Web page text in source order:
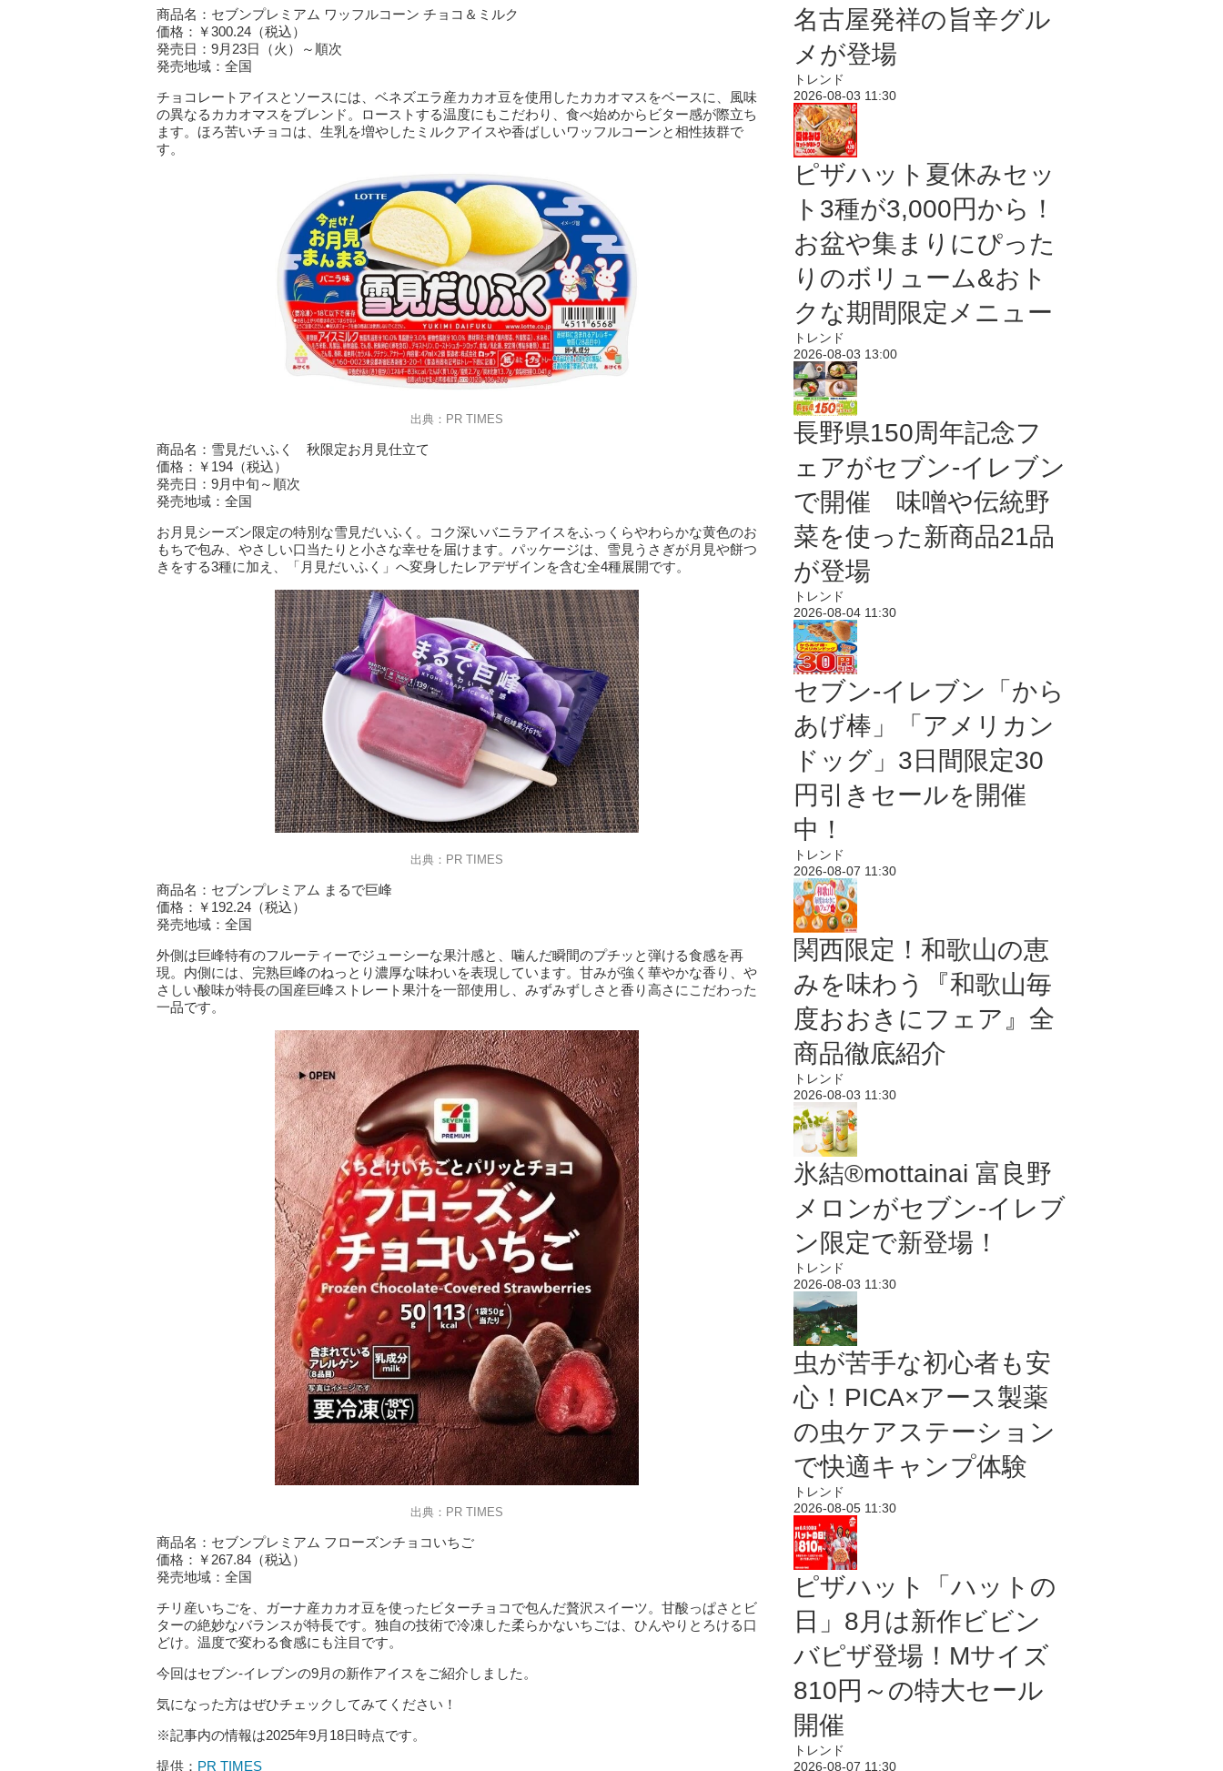
商品名：セブンプレミアム ワッフルコーン チョコ＆ミルク
価格：￥300.24（税込）
発売日：9月23日（火）～順次
発売地域：全国
チョコレートアイスとソースには、ベネズエラ産カカオ豆を使用したカカオマスをベースに、風味
の異なるカカオマスをブレンド。ローストする温度にもこだわり、食べ始めからビター感が際立ち
ます。ほろ苦いチョコは、生乳を増やしたミルクアイスや香ばしいワッフルコーンと相性抜群で
す。
出典：PR TIMES
商品名：雪見だいふく 秋限定お月見仕立て
価格：￥194（税込）
発売日：9月中旬～順次
発売地域：全国
お月見シーズン限定の特別な雪見だいふく。コク深いバニラアイスをふっくらやわらかな黄色のお
もちで包み、やさしい口当たりと小さな幸せを届けます。パッケージは、雪見うさぎが月見や餅つ
きをする3種に加え、「月見だいふく」へ変身したレアデザインを含む全4種展開です。
出典：PR TIMES
商品名：セブンプレミアム まるで巨峰
価格：￥192.24（税込）
発売地域：全国
外側は巨峰特有のフルーティーでジューシーな果汁感と、噛んだ瞬間のプチッと弾ける食感を再
現。内側には、完熟巨峰のねっとり濃厚な味わいを表現しています。甘みが強く華やかな香り、や
さしい酸味が特長の国産巨峰ストレート果汁を一部使用し、みずみずしさと香り高さにこだわった
一品です。
出典：PR TIMES
商品名：セブンプレミアム フローズンチョコいちご
価格：￥267.84（税込）
発売地域：全国
チリ産いちごを、ガーナ産カカオ豆を使ったビターチョコで包んだ贅沢スイーツ。甘酸っぱさとビ
ターの絶妙なバランスが特長です。独自の技術で冷凍した柔らかないちごは、ひんやりとろける口
どけ。温度で変わる食感にも注目です。
今回はセブン-イレブンの9月の新作アイスをご紹介しました。
気になった方はぜひチェックしてみてください！
※記事内の情報は2025年9月18日時点です。
提供： PR TIMES
名古屋発祥の旨辛グル
メが登場
トレンド
2026-08-03 11:30
ピザハット夏休みセッ
ト3種が3,000円から！
お盆や集まりにぴった
りのボリューム&おト
クな期間限定メニュー
トレンド
2026-08-03 13:00
長野県150周年記念フ
ェアがセブン-イレブン
で開催 味噌や伝統野
菜を使った新商品21品
が登場
トレンド
2026-08-04 11:30
セブン‐イレブン「から
あげ棒」「アメリカン
ドッグ」3日間限定30
円引きセールを開催
中！
トレンド
2026-08-07 11:30
関西限定！和歌山の恵
みを味わう『和歌山毎
度おおきにフェア』全
商品徹底紹介
トレンド
2026-08-03 11:30
氷結®mottainai 富良野
メロンがセブン‐イレブ
ン限定で新登場！
トレンド
2026-08-03 11:30
虫が苦手な初心者も安
心！PICA×アース製薬
の虫ケアステーション
で快適キャンプ体験
トレンド
2026-08-05 11:30
ピザハット「ハットの
日」8月は新作ビビン
バピザ登場！Mサイズ
810円～の特大セール
開催
トレンド
2026-08-07 11:30